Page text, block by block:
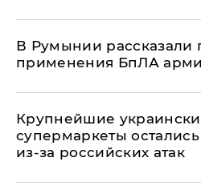
В Румынии рассказали
применения БпЛА
Крупнейшие
супермаркеты
из-за российских атак